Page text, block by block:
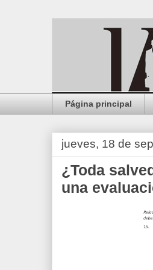
Página principal
jueves, 18 de
¿Toda
una